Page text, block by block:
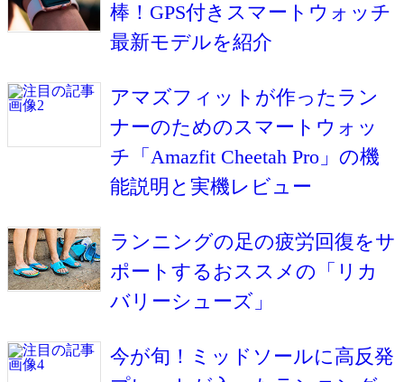
棒！GPS付きスマートウォッチ
最新モデルを紹介
アマズフィットが作ったラン
ナーのためのスマートウォッ
チ「Amazfit Cheetah Pro」の機
能説明と実機レビュー
ランニングの足の疲労回復をサ
ポートするおススメの「リカ
バリーシューズ」
今が旬！ミッドソールに高反発